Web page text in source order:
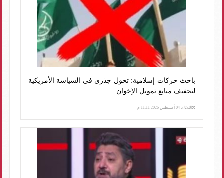
باحث حركات إسلامية: تحول جذري في السياسة الأمريكية
لتجفيف منابع تمويل الإخوان
الثلاثاء، 04 أغسطس 2026 11:11 م